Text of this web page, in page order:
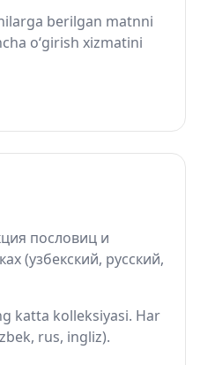
berilgan matnni
o‘girish xizmatini
пословиц и
(узбекский, русский,
katta kolleksiyasi. Har
rus, ingliz).